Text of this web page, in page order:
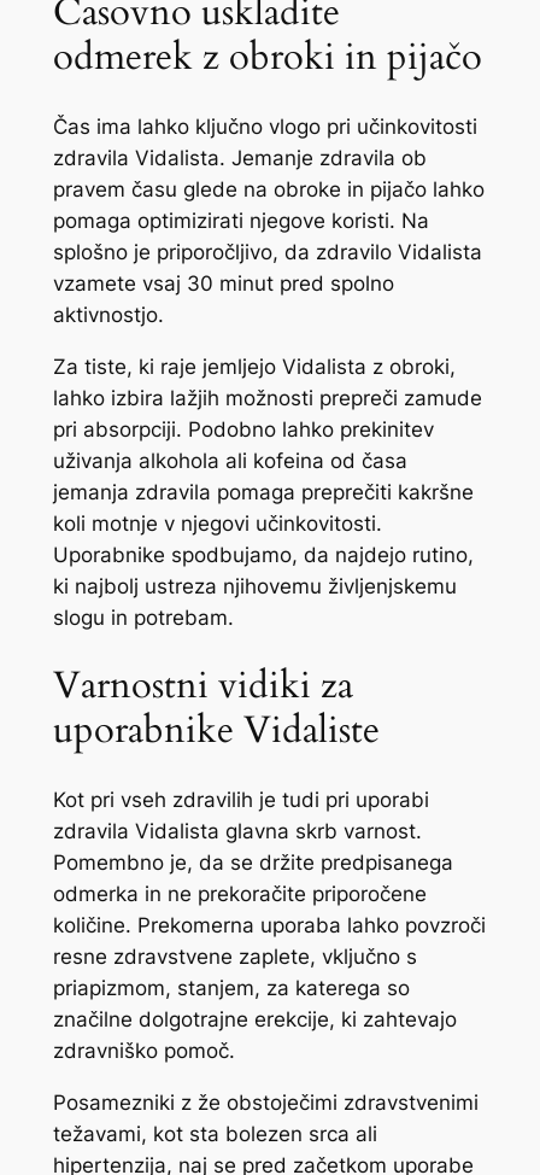
Časovno uskladite
odmerek z obroki in pijačo
Čas ima lahko ključno vlogo pri učinkovitosti
zdravila Vidalista. Jemanje zdravila ob
pravem času glede na obroke in pijačo lahko
pomaga optimizirati njegove koristi. Na
splošno je priporočljivo, da zdravilo Vidalista
vzamete vsaj 30 minut pred spolno
aktivnostjo.
Za tiste, ki raje jemljejo Vidalista z obroki,
lahko izbira lažjih možnosti prepreči zamude
pri absorpciji. Podobno lahko prekinitev
uživanja alkohola ali kofeina od časa
jemanja zdravila pomaga preprečiti kakršne
koli motnje v njegovi učinkovitosti.
Uporabnike spodbujamo, da najdejo rutino,
ki najbolj ustreza njihovemu življenjskemu
slogu in potrebam.
Varnostni vidiki za
uporabnike Vidaliste
Kot pri vseh zdravilih je tudi pri uporabi
zdravila Vidalista glavna skrb varnost.
Pomembno je, da se držite predpisanega
odmerka in ne prekoračite priporočene
količine. Prekomerna uporaba lahko povzroči
resne zdravstvene zaplete, vključno s
priapizmom, stanjem, za katerega so
značilne dolgotrajne erekcije, ki zahtevajo
zdravniško pomoč.
Posamezniki z že obstoječimi zdravstvenimi
težavami, kot sta bolezen srca ali
hipertenzija, naj se pred začetkom uporabe